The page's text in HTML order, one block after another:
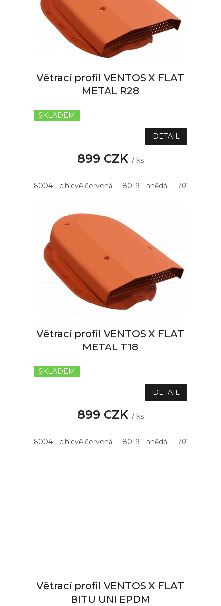
Větrací profil VENTOS X FLAT
METAL R28
SKLADEM
899 CZK / ks
DETAIL
8004 - cihlově červená 8019 - hnědá 7021 -
Větrací profil VENTOS X FLAT
METAL T18
SKLADEM
899 CZK / ks
DETAIL
8004 - cihlově červená 8019 - hnědá 7021 -
Větrací profil VENTOS X FLAT
BITU UNI EPDM